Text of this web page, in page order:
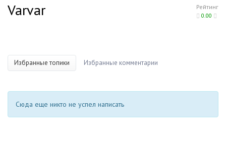
Рейтинг
0.00
Varvar
Избранные топики Избранные комментарии
Сюда еще никто не успел написать